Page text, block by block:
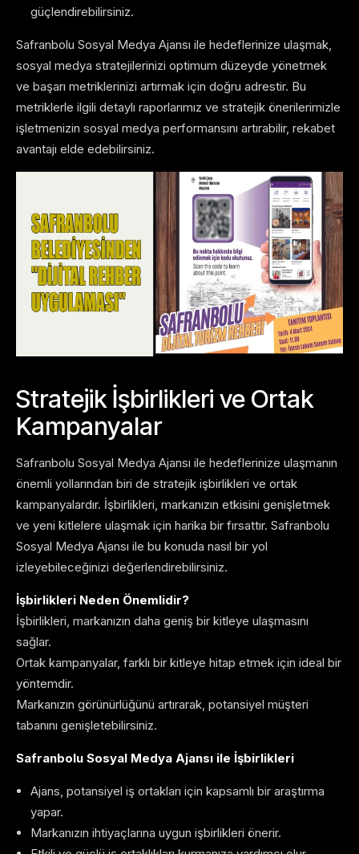
güçlendirebilirsiniz.
Safranbolu Sosyal Medya Ajansı ile hedeflerinize ulaşmak,
sosyal medya stratejilerinizi optimum düzeyde yönetmek
ve başarı metriklerinizi artırmak için doğru adrestir. Bu
metriklerle ilgili detaylı raporlarımız ve stratejik önerilerimizle
işletmenizin sosyal medya performansını artırabilir, rekabet
avantajı elde edebilirsiniz.
Stratejik İşbirlikleri ve Ortak
Kampanyalar
Safranbolu Sosyal Medya Ajansı ile hedeflerinize ulaşmanın
önemli yollarından biri de stratejik işbirlikleri ve ortak
kampanyalardır. İşbirlikleri, markanızın etkisini genişletmek
ve yeni kitlelere ulaşmak için harika bir fırsattır. Safranbolu
Sosyal Medya Ajansı ile bu konuda nasıl bir yol
izleyebileceğinizi değerlendirebilirsiniz.
İşbirlikleri Neden Önemlidir?
İşbirlikleri, markanızın daha geniş bir kitleye ulaşmasını
sağlar.
Ortak kampanyalar, farklı bir kitleye hitap etmek için ideal bir
yöntemdir.
Markanızın görünürlüğünü artırarak, potansiyel müşteri
tabanını genişletebilirsiniz.
Safranbolu Sosyal Medya Ajansı ile İşbirlikleri
Ajans, potansiyel iş ortakları için kapsamlı bir araştırma
yapar.
Markanızın ihtiyaçlarına uygun işbirlikleri önerir.